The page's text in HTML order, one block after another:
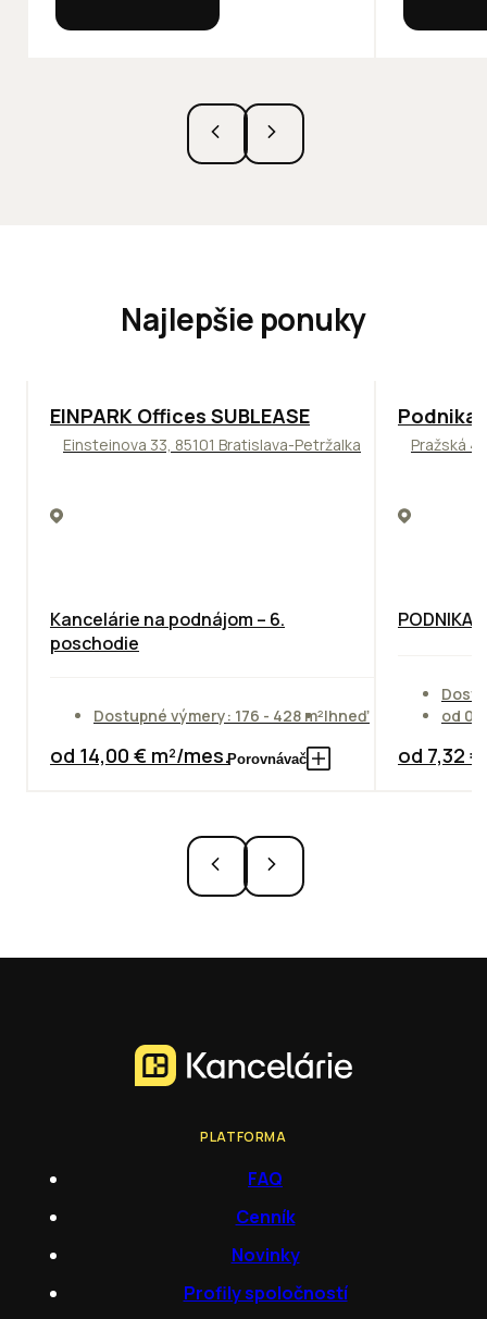
Najlepšie ponuky
TOP ODPORÚČAME
EINPARK Offices SUBLEASE
Einsteinova 33, 85101 Bratislava-Petržalka
Kancelárie na podnájom – 6.
poschodie
Dostupné výmery: 176 - 428 m²Ihneď
od 14,00 € m²/mes.Porovnávač
Pražská
od
od 7,32
PLATFORMA
FAQ
Cenník
Novinky
Profily spoločností